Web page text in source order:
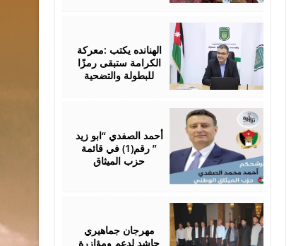
الهنانده يكتب :معركة
الكرامة ستبقى رمزًا
للبطولة والتضحية
2025
أحمد الصفدي “ابو زيد
” رقم(1) في قائمة
حزب الميثاق
مهرجان جماهيري
حاشد لدعم ومؤازرة